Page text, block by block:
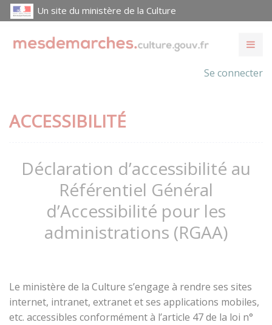
Un site du ministère de la Culture
Se connecter
ACCESSIBILITÉ
Déclaration d’accessibilité au
Référentiel Général
d’Accessibilité pour les
administrations (RGAA)
Le ministère de la Culture s’engage à rendre ses sites
internet, intranet, extranet et ses applications mobiles,
etc. accessibles conformément à l’article 47 de la loi n°